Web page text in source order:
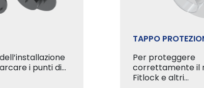
i punti di…
TAPPO
Per proteggere
correttamente il
Fitlock e altri…